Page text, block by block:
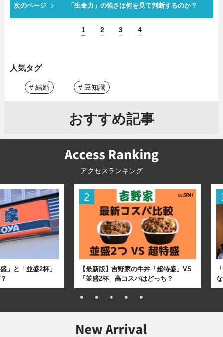
次のページ 「生命力」の強さは何を見て判断するのか？
1 2 3 4
人気タグ
# 結婚 # 豆知識
おすすめ記事
アクセスランキング
」と「並盛2杯」
【最新版】吉野家の牛丼「超特盛」VS
「並盛2杯」高コスパはどっち？